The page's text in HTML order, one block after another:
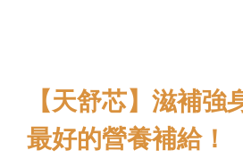
【天舒芯】滋補強
最好的營養補給！